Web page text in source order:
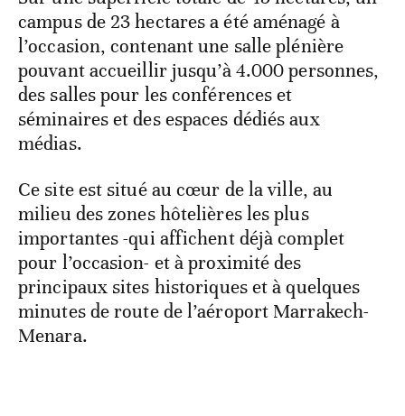
campus de 23 hectares a été aménagé à
l’occasion, contenant une salle plénière
pouvant accueillir jusqu’à 4.000 personnes,
des salles pour les conférences et
séminaires et des espaces dédiés aux
médias.
Ce site est situé au cœur de la ville, au
milieu des zones hôtelières les plus
importantes -qui affichent déjà complet
pour l’occasion- et à proximité des
principaux sites historiques et à quelques
minutes de route de l’aéroport Marrakech-
Menara.